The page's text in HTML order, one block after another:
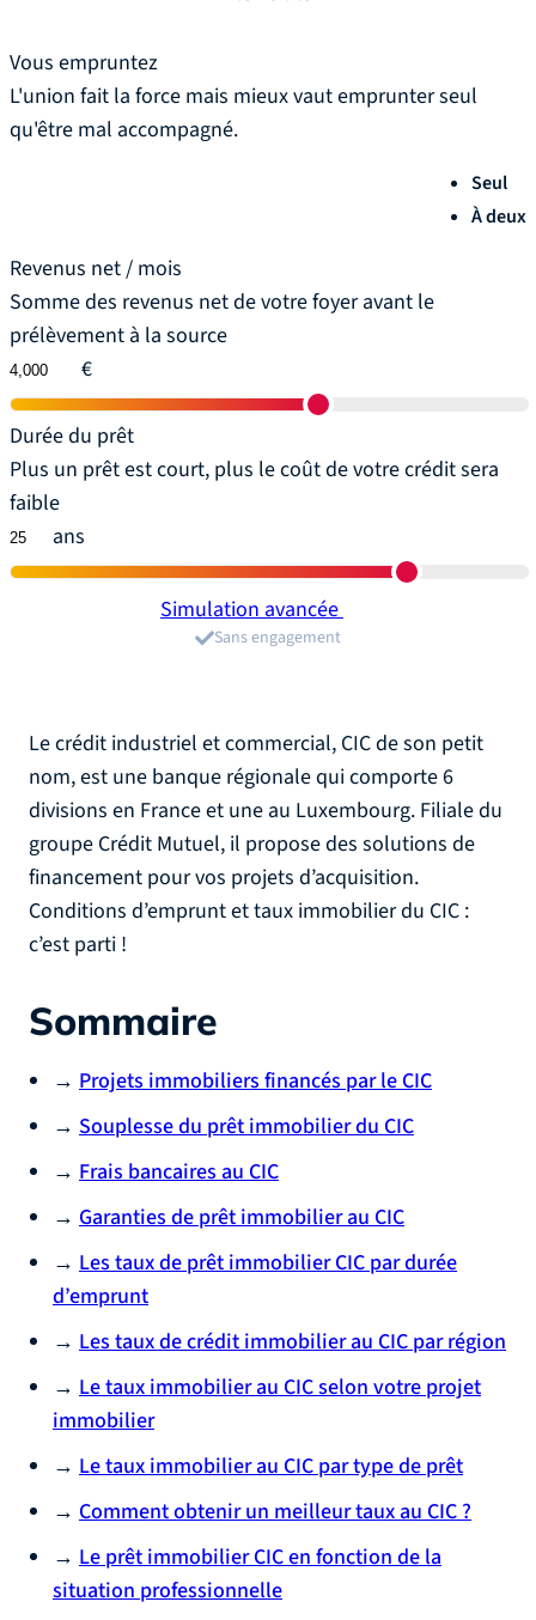
Vous empruntez
L'union fait la force mais mieux vaut emprunter seul
qu'être mal accompagné.
Seul
À deux
Revenus net / mois
Somme des revenus net de votre foyer avant le
prélèvement à la source
€
Durée du prêt
Plus un prêt est court, plus le coût de votre crédit sera
faible
ans
Simulation avancée
Sans engagement
Le crédit industriel et commercial, CIC de son petit
nom, est une banque régionale qui comporte 6
divisions en France et une au Luxembourg. Filiale du
groupe Crédit Mutuel, il propose des solutions de
financement pour vos projets d’acquisition.
Conditions d’emprunt et taux immobilier du CIC :
c’est parti !
Sommaire
→ Projets immobiliers financés par le CIC
→ Souplesse du prêt immobilier du CIC
→ Frais bancaires au CIC
→ Garanties de prêt immobilier au CIC
→ Les taux de prêt immobilier CIC par durée
d’emprunt
→ Les taux de crédit immobilier au CIC par région
→ Le taux immobilier au CIC selon votre projet
immobilier
→ Le taux immobilier au CIC par type de prêt
→ Comment obtenir un meilleur taux au CIC ?
→ Le prêt immobilier CIC en fonction de la
situation professionnelle